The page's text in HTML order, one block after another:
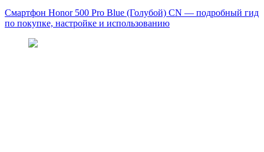
Смартфон Honor 500 Pro Blue (Голубой) CN — подробный гид
по покупке, настройке и использованию